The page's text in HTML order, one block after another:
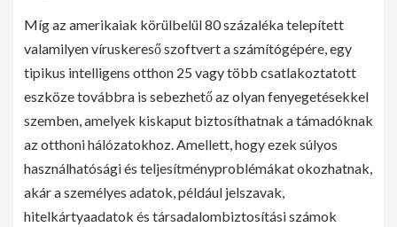
Míg az amerikaiak körülbelül 80 százaléka telepített
valamilyen víruskereső szoftvert a számítógépére, egy
tipikus intelligens otthon 25 vagy több csatlakoztatott
eszköze továbbra is sebezhető az olyan fenyegetésekkel
szemben, amelyek kiskaput biztosíthatnak a támadóknak
az otthoni hálózatokhoz. Amellett, hogy ezek súlyos
használhatósági és teljesítményproblémákat okozhatnak,
akár a személyes adatok, például jelszavak,
hitelkártyaadatok és társadalombiztosítási számok